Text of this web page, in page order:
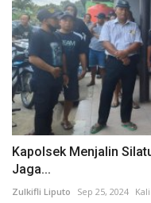
Kapolsek Menjalin
Jaga...
Zulkifli Liputo Sep 25, 2024